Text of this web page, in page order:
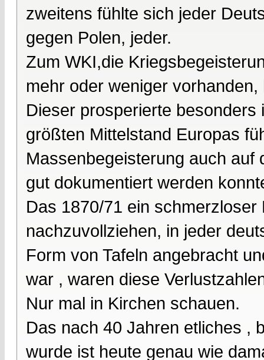
zweitens fühlte sich jeder
gegen Polen, jeder.
Zum WKI,die
mehr oder weniger
Dieser prosperierte
größten Mittelstand Europas
Massenbegeisterung auch
gut dokumentiert werden
Das 1870/71 ein
nachzuvollziehen, in jeder
Form von Tafeln angebracht
war , waren diese
Nur mal in Kirchen schauen.
Das nach 40 Jahren etliches ,
wurde ist heute genau wie